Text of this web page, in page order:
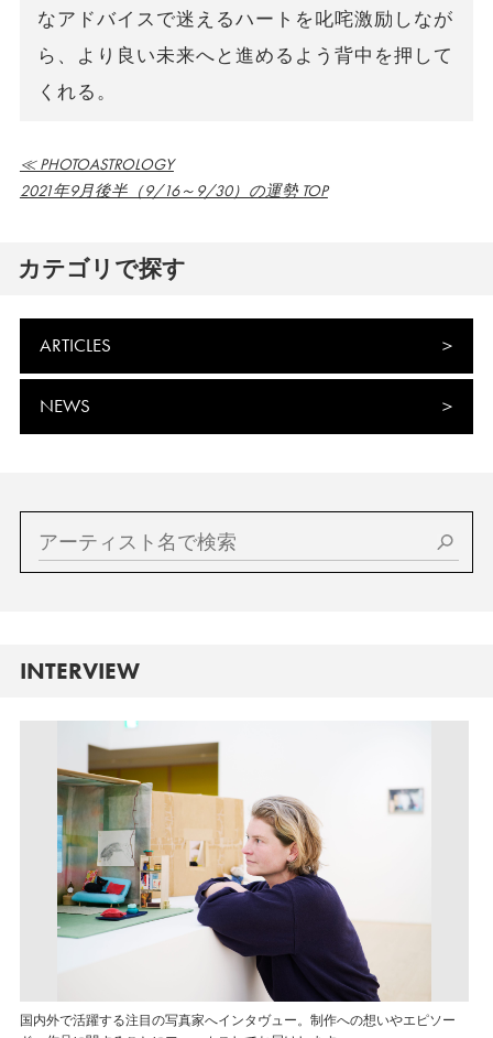
なアドバイスで迷えるハートを叱咤激励しなが
ら、より良い未来へと進めるよう背中を押して
くれる。
≪ PHOTOASTROLOGY
2021年9月後半（9/16～9/30）の運勢 TOP
カテゴリで探す
ARTICLES
NEWS
INTERVIEW
国内外で活躍する注目の写真家へインタヴュー。制作への想いやエピソー